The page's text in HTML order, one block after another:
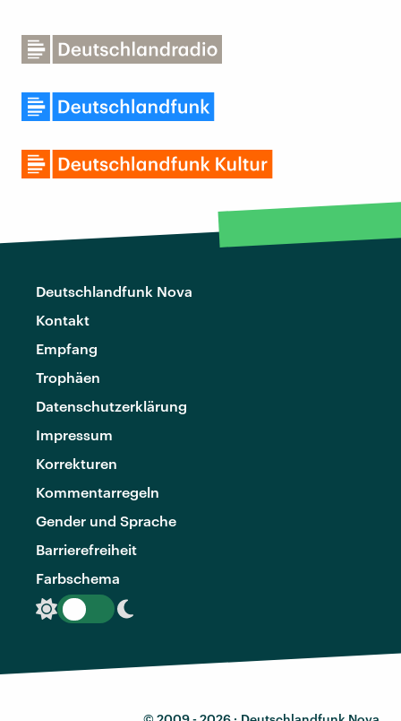
Deutschlandfunk Nova
Kontakt
Empfang
Trophäen
Datenschutzerklärung
Impressum
Korrekturen
Kommentarregeln
Gender und Sprache
Barrierefreiheit
Farbschema